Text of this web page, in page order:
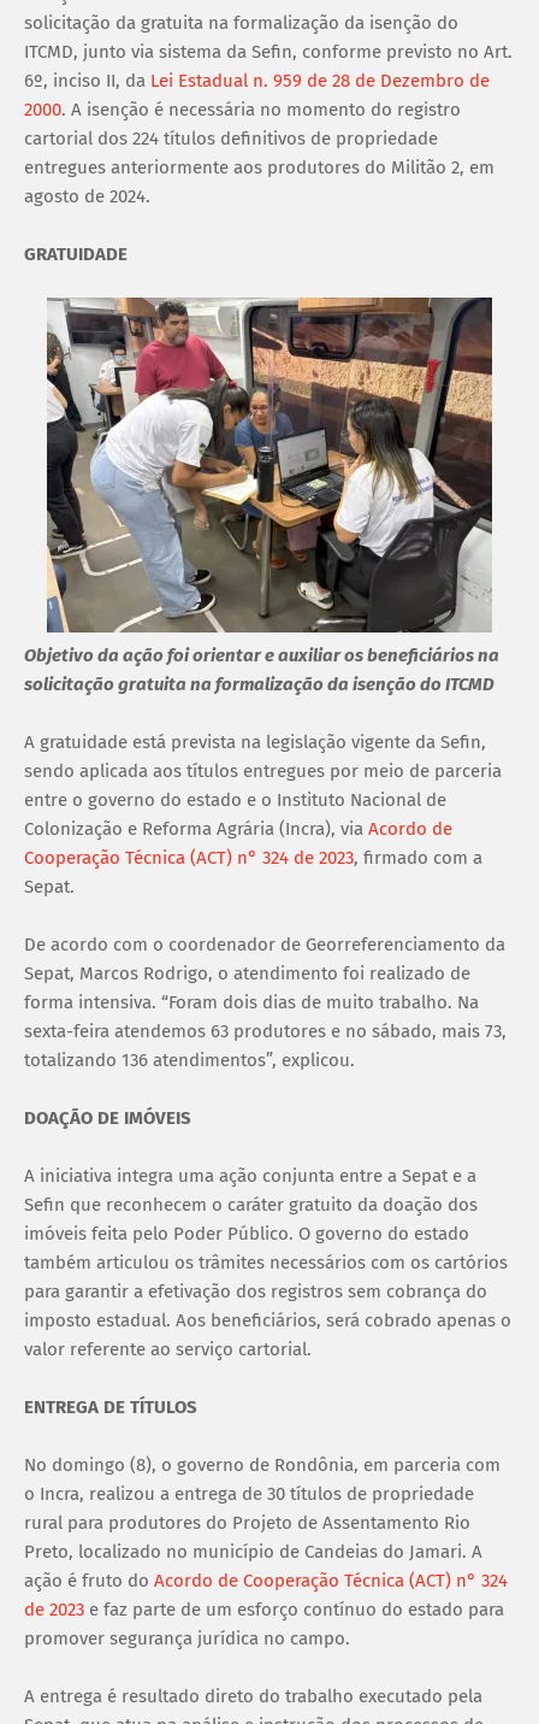
solicitação da gratuita na formalização da isenção do
ITCMD, junto via sistema da Sefin, conforme previsto no Art.
6º, inciso II, da Lei Estadual n. 959 de 28 de Dezembro de
2000. A isenção é necessária no momento do registro
cartorial dos 224 títulos definitivos de propriedade
entregues anteriormente aos produtores do Militão 2, em
agosto de 2024.
GRATUIDADE
Objetivo da ação foi orientar e auxiliar os beneficiários na
solicitação gratuita na formalização da isenção do ITCMD
A gratuidade está prevista na legislação vigente da Sefin,
sendo aplicada aos títulos entregues por meio de parceria
entre o governo do estado e o Instituto Nacional de
Colonização e Reforma Agrária (Incra), via Acordo de
Cooperação Técnica (ACT) n° 324 de 2023, firmado com a
Sepat.
De acordo com o coordenador de Georreferenciamento da
Sepat, Marcos Rodrigo, o atendimento foi realizado de
forma intensiva. “Foram dois dias de muito trabalho. Na
sexta-feira atendemos 63 produtores e no sábado, mais 73,
totalizando 136 atendimentos”, explicou.
DOAÇÃO DE IMÓVEIS
A iniciativa integra uma ação conjunta entre a Sepat e a
Sefin que reconhecem o caráter gratuito da doação dos
imóveis feita pelo Poder Público. O governo do estado
também articulou os trâmites necessários com os cartórios
para garantir a efetivação dos registros sem cobrança do
imposto estadual. Aos beneficiários, será cobrado apenas o
valor referente ao serviço cartorial.
ENTREGA DE TÍTULOS
No domingo (8), o governo de Rondônia, em parceria com
o Incra, realizou a entrega de 30 títulos de propriedade
rural para produtores do Projeto de Assentamento Rio
Preto, localizado no município de Candeias do Jamari. A
ação é fruto do Acordo de Cooperação Técnica (ACT) n° 324
de 2023 e faz parte de um esforço contínuo do estado para
promover segurança jurídica no campo.
A entrega é resultado direto do trabalho executado pela